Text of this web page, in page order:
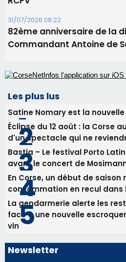
Les plus lus
Satine Nomary est la nouvelle
Éclipse du 12 août : la Corse
d'un spectacle qui ne
avant le concert de
consommation en recul dans
La gendarmerie alerte les
face à une nouvelle
vin
Newsletter
Inscrivez-vous à la newsletter
email les infos les plus
nos meilleurs articles